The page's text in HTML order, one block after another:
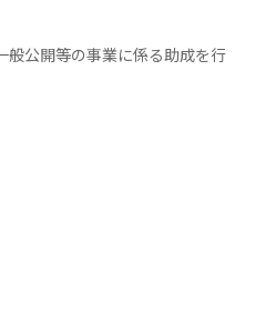
公開等の事業に係る助成を行